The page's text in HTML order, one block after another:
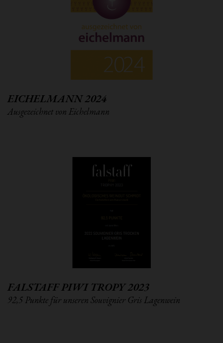
EICHELMANN 2024
Ausgezeichnet von Eichelmann
FALSTAFF PIWI TROPY 2023
92,5 Punkte für unseren Souvignier Gris Lagenwein